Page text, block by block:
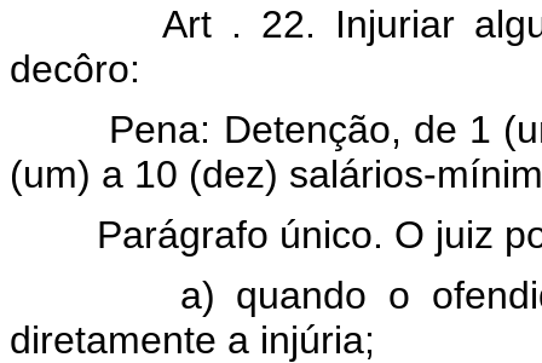
Art . 22. Injuriar
decôro:
Pena: Detenção, de 1
(um) a 10 (dez) salários-
Parágrafo único. O juiz
a) quando o ofendido,
diretamente a injúria;